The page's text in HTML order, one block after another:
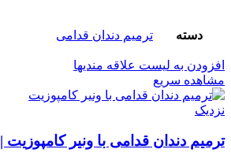
دسته ترمیم دندان قدامی
افزودن به لیست علاقه مندیها
مشاهده سریع
نزدیک
ترمیم دندان قدامی با ونیر